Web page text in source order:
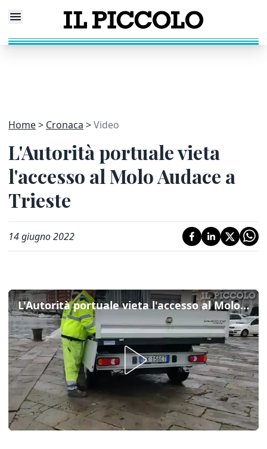
Home Cronaca Video
L'Autorità portuale vieta
l'accesso al Molo Audace a
Trieste
14 giugno 2022
L'Autorità portuale vieta l'accesso al Molo Audace a Trieste